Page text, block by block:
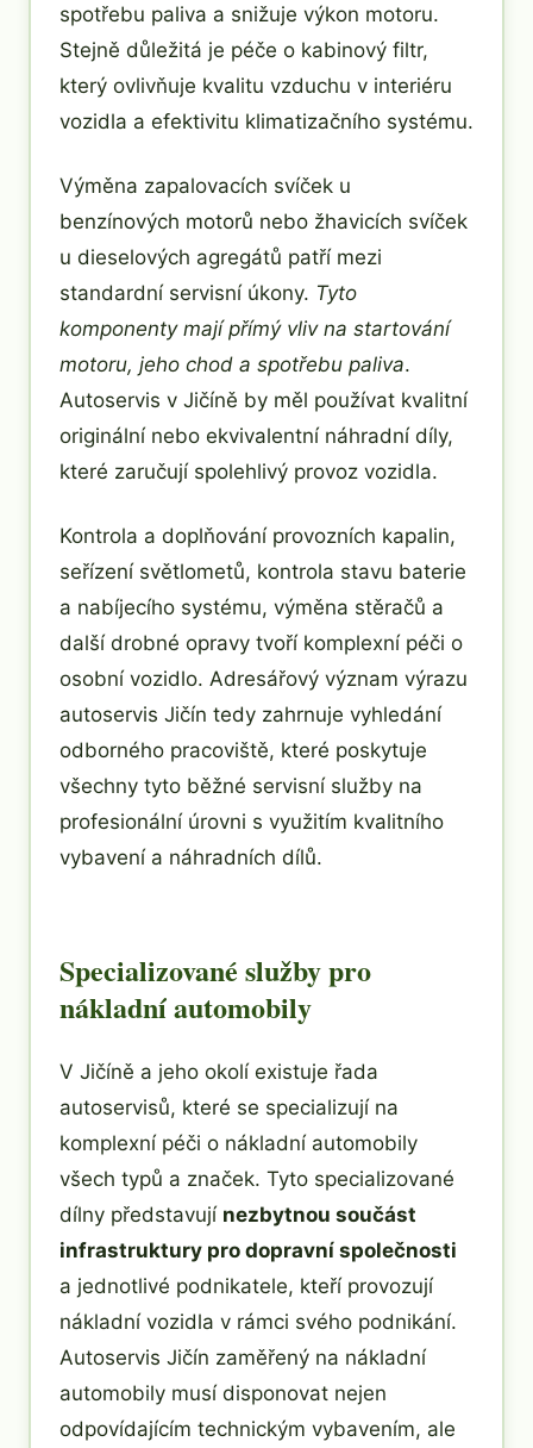
spotřebu paliva a snižuje výkon motoru.
Stejně důležitá je péče o kabinový filtr,
který ovlivňuje kvalitu vzduchu v interiéru
vozidla a efektivitu klimatizačního systému.
Výměna zapalovacích svíček u
benzínových motorů nebo žhavicích svíček
u dieselových agregátů patří mezi
standardní servisní úkony. Tyto
komponenty mají přímý vliv na startování
motoru, jeho chod a spotřebu paliva.
Autoservis v Jičíně by měl používat kvalitní
originální nebo ekvivalentní náhradní díly,
které zaručují spolehlivý provoz vozidla.
Kontrola a doplňování provozních kapalin,
seřízení světlometů, kontrola stavu baterie
a nabíjecího systému, výměna stěračů a
další drobné opravy tvoří komplexní péči o
osobní vozidlo. Adresářový význam výrazu
autoservis Jičín tedy zahrnuje vyhledání
odborného pracoviště, které poskytuje
všechny tyto běžné servisní služby na
profesionální úrovni s využitím kvalitního
vybavení a náhradních dílů.
Specializované služby pro
nákladní automobily
V Jičíně a jeho okolí existuje řada
autoservisů, které se specializují na
komplexní péči o nákladní automobily
všech typů a značek. Tyto specializované
dílny představují nezbytnou součást
infrastruktury pro dopravní společnosti
a jednotlivé podnikatele, kteří provozují
nákladní vozidla v rámci svého podnikání.
Autoservis Jičín zaměřený na nákladní
automobily musí disponovat nejen
odpovídajícím technickým vybavením, ale